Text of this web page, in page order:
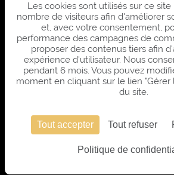
RÉALISATIONAGENCE
Les cookies sont utilisés sur ce
nombre de visiteurs afin d'améliorer
et, avec votre consentement,
performance des campagnes de
proposer des contenus tiers afin
expérience d'utilisateur. Nous
pendant 6 mois. Vous pouvez
moment en cliquant sur le lien "Gérer
du site.
Tout accepter Tout refuser
Politique de